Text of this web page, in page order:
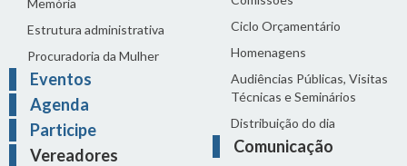
Memória
Estrutura administrativa
Procuradoria da Mulher
Eventos
Agenda
Participe
Vereadores
Ciclo Orçamentário
Homenagens
Audiências Públicas, Visitas
Técnicas e Seminários
Distribuição do dia
Comunicação